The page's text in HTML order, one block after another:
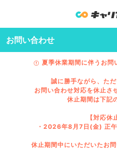
お問い合わせ
夏季休業期間に伴うお問
誠に勝手ながら、た
お問い合わせ対応を休止さ
休止期間は下記
【対応休
・2026年8月7日(金) 正
休止期間中にいただいたお